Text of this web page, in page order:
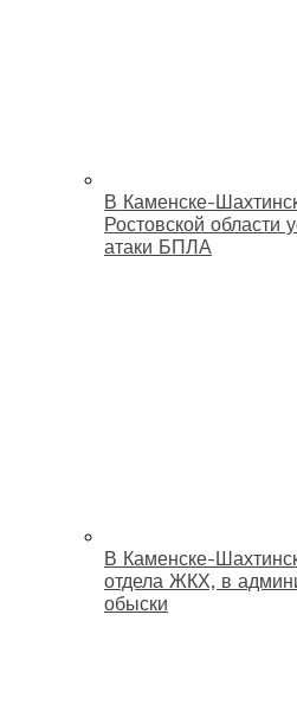
В Каменске-
Ростовской области
атаки БПЛА
В Каменске-
отдела ЖКХ, в
обыски